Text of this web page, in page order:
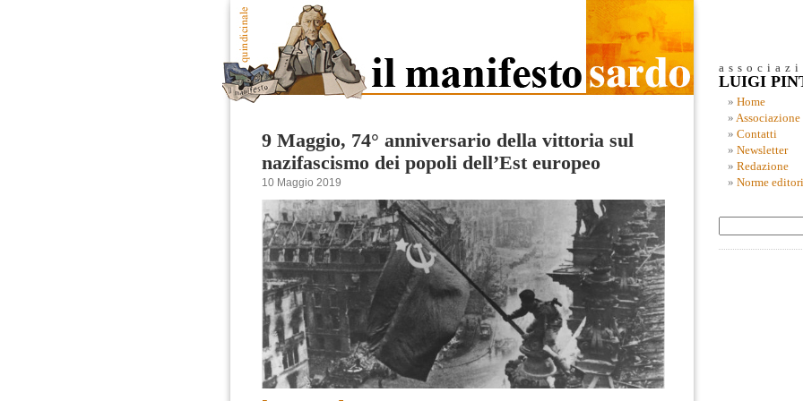
9 Maggio, 74° anniversario della vittoria sul
nazifascismo dei popoli dell’Est europeo
10 Maggio 2019
LUIGI
Home
Associazione
Contatti
Newsletter
Redazione
Norme